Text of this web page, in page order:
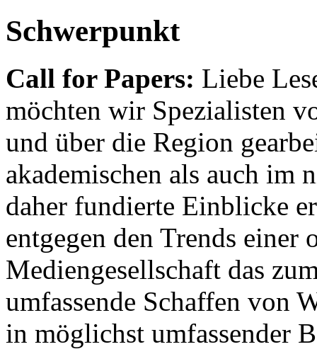
Schwerpunkt
Call for Papers: Liebe
möchten wir Spezialisten
und über die Region
akademischen als auch im
daher fundierte Einblicke
entgegen den Trends einer
Mediengesellschaft das
umfassende Schaffen von
in möglichst umfassender